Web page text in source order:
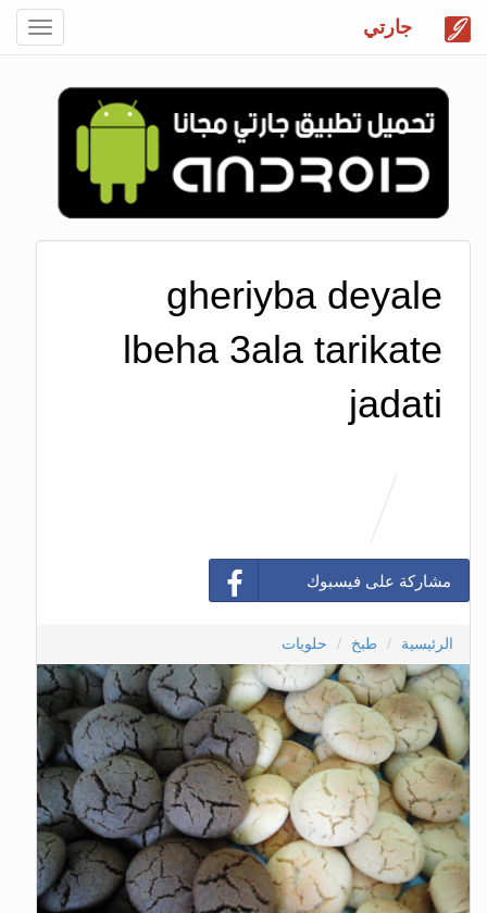
جارتي
gheriyba deyale
lbeha 3ala tarikate
jadati
مشاركة على فيسبوك
الرئيسية طبخ حلويات